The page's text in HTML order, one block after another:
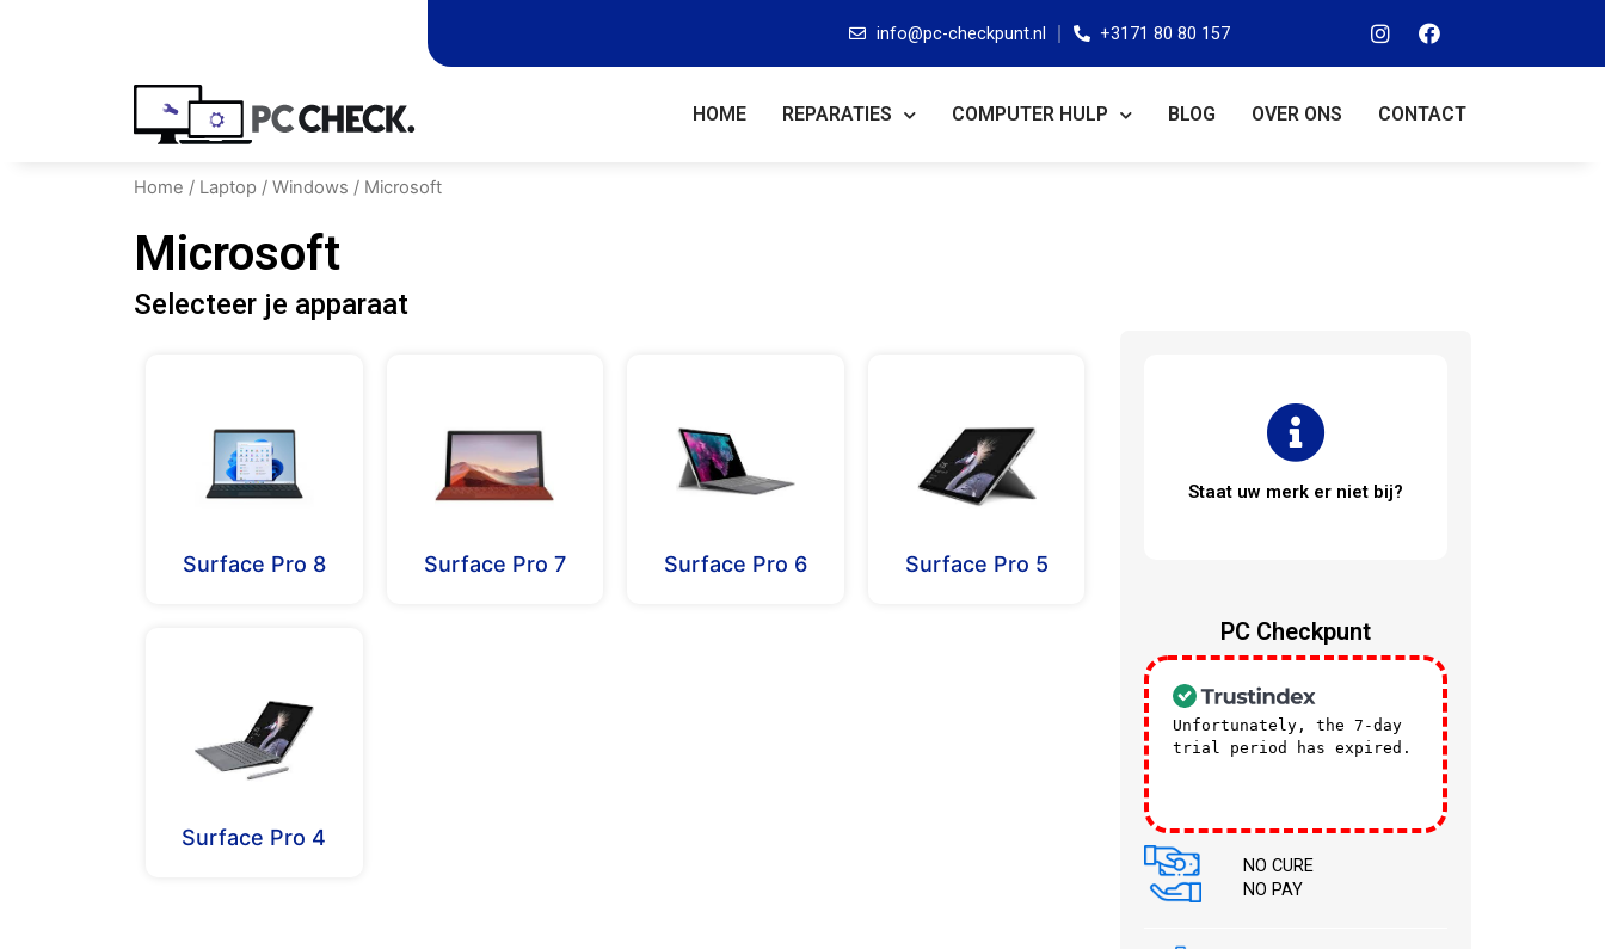
info@pc-checkpunt.nl +3171 80 80 157
HOME REPARATIES COMPUTER HULP BLOG OVER ONS CONTACT
Home / Laptop / Windows / Microsoft
Microsoft
Selecteer je apparaat
Surface Pro 8 Surface Pro 7 Surface Pro 6 Surface Pro 5
Surface Pro 4
Staat uw merk er niet bij?
PC Checkpunt
Unfortunately, the 7-day
trial period has expired.
NO CURE
NO PAY